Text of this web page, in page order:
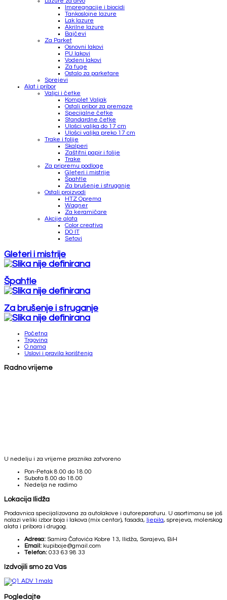
Impregnacije i biocidi
Tankoslojne lazure
Lak lazure
Akrilne lazure
Bajčevi
Za Parket
Osnovni lakovi
PU lakovi
Vodeni lakovi
Za fuge
Ostalo za parketare
Sprejevi
Alat i pribor
Valjci i četke
Komplet Valjak
Ostali pribor za premaze
Specijalne četke
Standardne četke
Ulošci valjka do 17 cm
Ulošci valjka preko 17 cm
Trake i folije
Skalperi
Zaštitni papir i folije
Trake
Za pripremu podloge
Gleteri i mistrije
Špahtle
Za brušenje i struganje
Ostali proizvodi
HTZ Oprema
Wagner
Za keramičare
Akcije alata
Color creativa
DO IT
Setovi
Gleteri i mistrije
Špahtle
Za brušenje i struganje
Početna
Trgovina
O nama
Uslovi i pravila korištenja
Radno vrijeme
U nedelju i za vrijeme praznika zatvoreno
Pon-Petak 8.00 do 18.00
Subota 8.00 do 18.00
Nedelja ne radimo
Lokacija Ilidža
Prodavnica specijalizovana za autolakove i autoreparaturu. U asortimanu se još
nalazi veliki izbor boja i lakova (mix centar), fasada, ljepila, sprejeva, molerskog
alata i pribora i drugog.
Adresa: Samira Čatovića Kobre 13, Ilidža, Sarajevo, BiH
Email: kupiboje@gmail.com
Telefon: 033 63 98 33
Izdvojili smo za Vas
Pogledajte